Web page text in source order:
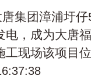
集团漳浦圩
电，成为大唐
工现场该项目